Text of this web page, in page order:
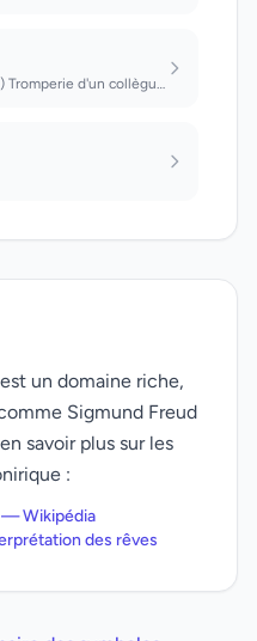
(calme) Cadeau (trouble) Tromperie d'un collègue Vous vous êtes trompé sur votre...
un domaine riche,
Sigmund Freud
savoir plus sur les
:
— Wikipédia
des rêves